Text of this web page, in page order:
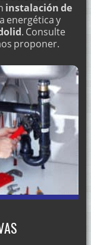
instalación de
energética y
. Consulte
proponer.